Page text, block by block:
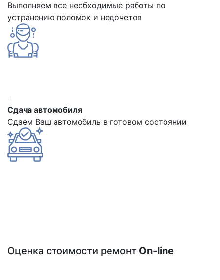
Выполняем все необходимые работы по
устранению поломок и недочетов
Сдача автомобиля
Сдаем Ваш автомобиль в готовом состоянии
Оценка стоимости ремонт On-line